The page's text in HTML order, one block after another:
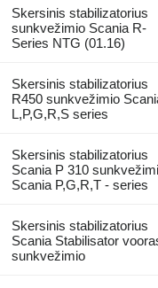
Skersinis stabilizatorius
sunkvežimio Scania R-
Series NTG (01.16)
Skersinis stabilizatorius
R450 sunkvežimio
L,P,G,R,S series
Skersinis stabilizatorius
Scania P 310
Scania P,G,R,T - series
Skersinis stabilizatorius
Scania Stabilisator
sunkvežimio